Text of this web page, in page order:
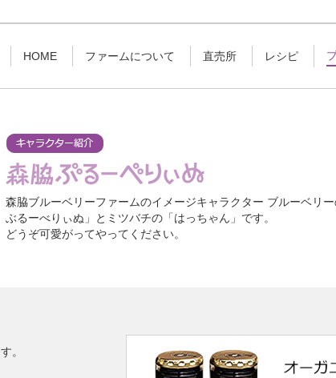
HOME ファームについて 直売所 レシピ
森脇ブルーベリーファームのイメージキャラクター ブルーベリ
ぶるーべりぃぬ」と ミツバチの「はっちゃん」です。
どうぞ可愛がってやってください。
。